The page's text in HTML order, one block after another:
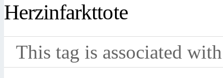
Herzinfarkttote
This tag is associated